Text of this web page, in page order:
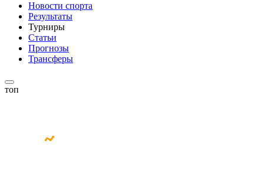
Новости спорта
Результаты
Турниры
Статьи
Прогнозы
Трансферы
топ